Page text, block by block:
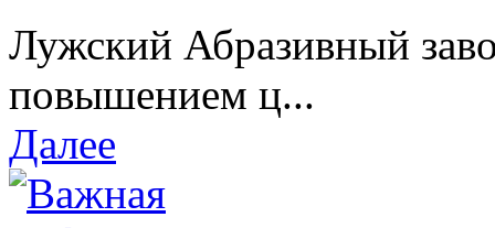
Лужский Абразивный
повышением ц...
Далее